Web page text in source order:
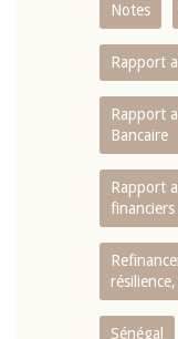
Notes
Rapport
Rapport
Bancaire
Rapport
Sénégal